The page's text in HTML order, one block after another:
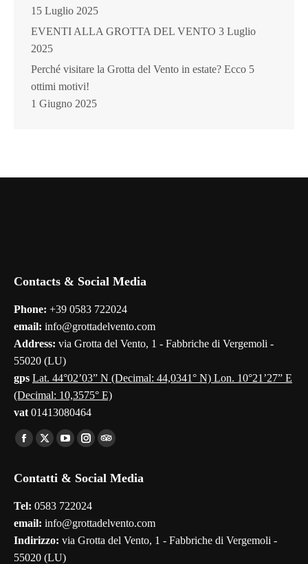
15 Luglio 2025
EVENTI ALLA GROTTA DEL VENTO 3 Luglio
2025
Perché visitare la Grotta del Vento in estate? Ecco 5
ottimi motivi!
1 Giugno 2025
Contacts & Social Media
Phone: +39 0583 722024
email: info@grottadelvento.com
Address: via Grotta del Vento, 1 - Fabbriche di Vergemoli -
55020 (LU)
gps Lat. 44°02’03” N (Decimal: 44,0341° N) Lon. 10°21’27” E
(Decimal: 10,3575° E)
vat 01413080464
Find us on:
Facebook
opens
new
window
X
opens
new
window
YouTube
opens
new
window
Instagram
opens
new
window
TripAdvisor
opens
new
window
Contatti & Social Media
Tel: 0583 722024
email: info@grottadelvento.com
Indirizzo: via Grotta del Vento, 1 - Fabbriche di Vergemoli -
55020 (LU)